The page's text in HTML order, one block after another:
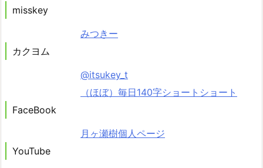
misskey
みつきー
カクヨム
@itsukey_t
（ほぼ）毎日140字ショートショート
FaceBook
月ヶ瀬樹個人ページ
YouTube